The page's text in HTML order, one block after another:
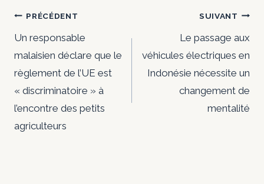
Navigation
de
l’article
PRÉCÉDENT
Un responsable
malaisien déclare que le
règlement de l’UE est
« discriminatoire » à
l’encontre des petits
agriculteurs
SUIVANT
Le passage aux
véhicules électriques en
Indonésie nécessite un
changement de
mentalité